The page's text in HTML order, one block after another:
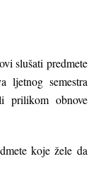
slušati predmete
ljetnog semestra
prilikom obnove
koje žele da